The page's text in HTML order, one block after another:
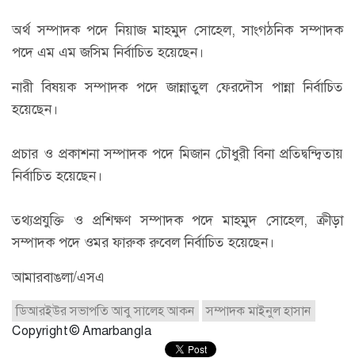
অর্থ সম্পাদক পদে নিয়াজ মাহমুদ সোহেল, সাংগঠনিক সম্পাদক
পদে এম এম জসিম নির্বাচিত হয়েছেন।
নারী বিষয়ক সম্পাদক পদে জান্নাতুল ফেরদৌস পান্না নির্বাচিত
হয়েছেন।
প্রচার ও প্রকাশনা সম্পাদক পদে মিজান চৌধুরী বিনা প্রতিদ্বন্দ্বিতায়
নির্বাচিত হয়েছেন।
তথ্যপ্রযুক্তি ও প্রশিক্ষণ সম্পাদক পদে মাহমুদ সোহেল, ক্রীড়া
সম্পাদক পদে ওমর ফারুক রুবেল নির্বাচিত হয়েছেন।
আমারবাঙলা/এসএ
ডিআরইউর সভাপতি আবু সালেহ আকন
সম্পাদক মাইনুল হাসান
Copyright © Amarbangla